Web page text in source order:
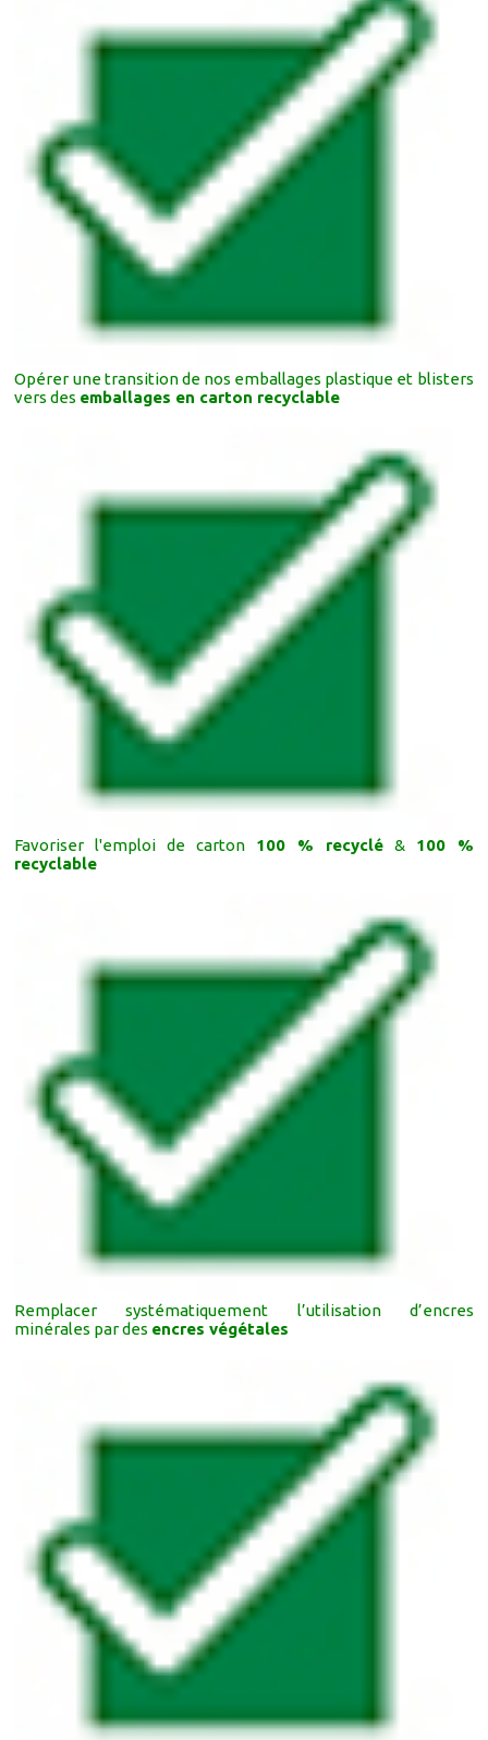
Opérer une transition de nos emballages plastique et blisters
vers des emballages en carton recyclable
Favoriser l'emploi de carton 100 % recyclé& 100 %
recyclable
Remplacer systématiquement l’utilisation d’encres
minérales par des encres végétales